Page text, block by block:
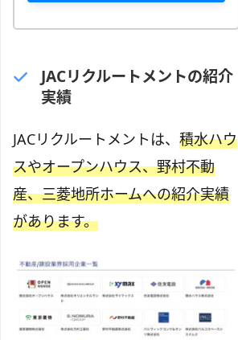
JACリクルートメントの紹介
実績
JACリクルートメントは、 積水ハウ
スやオープンハウス、野村不動
産、三菱地所ホームへの紹介実績
があります。